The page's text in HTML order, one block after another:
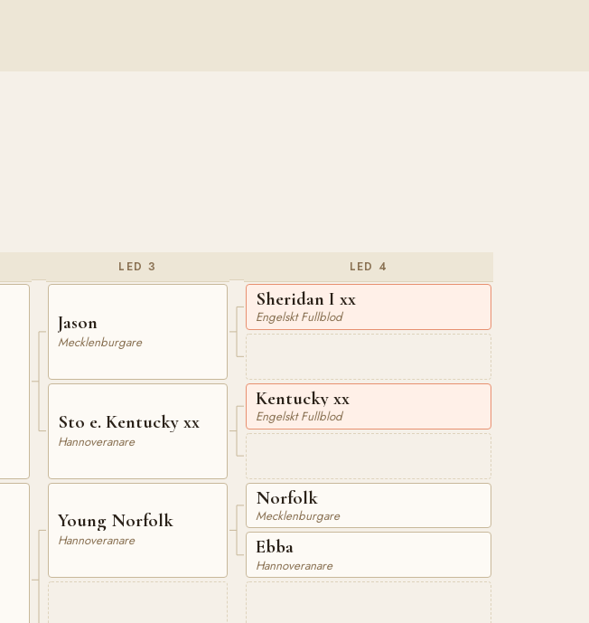
LED 3
Jason
Mecklenburgare
Sto e. Kentucky xx
Hannoveranare
Young Norfolk
Hannoveranare
LED 4
Sheridan I xx
Engelskt Fullblod
Kentucky xx
Engelskt Fullblod
Norfolk
Mecklenburgare
Ebba
Hannoveranare